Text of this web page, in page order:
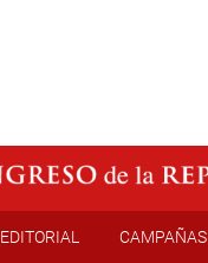
EDITORIAL CAMPAÑAS